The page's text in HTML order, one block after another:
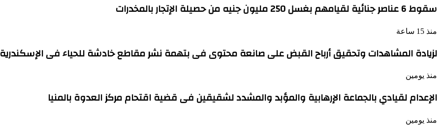
سقوط 6 عناصر جنائية لقيامهم بغسل 250 مليون جنيه من حصيلة الإتجار بالمخدرات
منذ 15 ساعة
لزيادة المشاهدات وتحقيق أرباح القبض على صانعة محتوى فى بتهمة نشر مقاطع خادشة للحياء فى الإسكندرية
منذ يومين
الإعدام لقيادي بالجماعة الإرهابية والمؤبد والمشدد لشقيقين فى قضية اقتحام مركز العدوة بالمنيا
منذ يومين